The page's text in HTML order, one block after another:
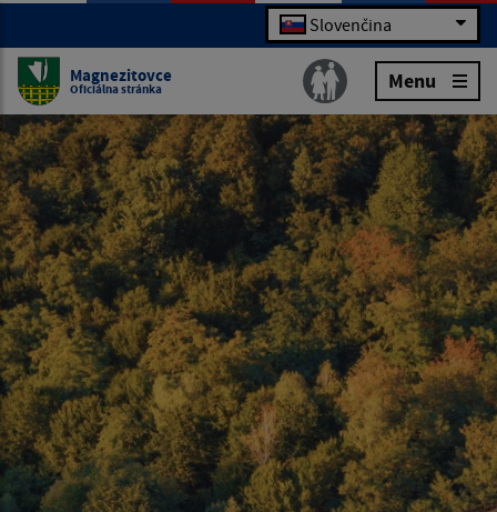
Slovenčina
Magnezitovce
Oficiálna stránka Menu